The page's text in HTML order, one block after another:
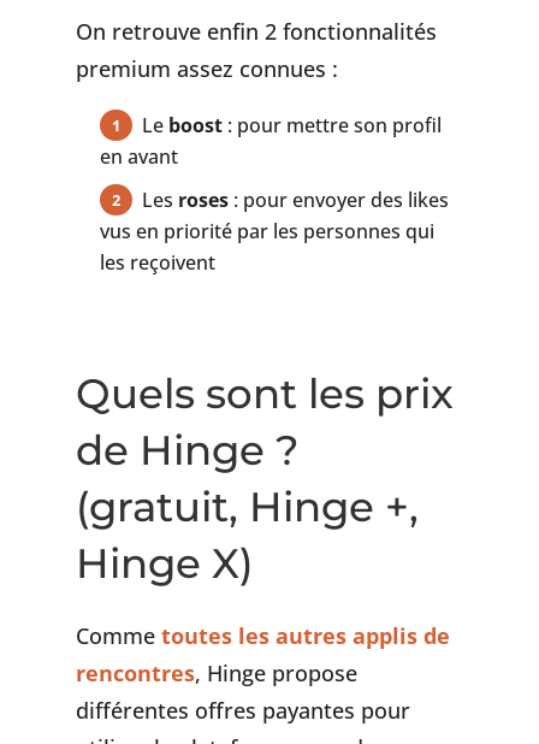
On retrouve enfin 2 fonctionnalités
premium assez connues :
Le boost: pour mettre son profil
en avant
Les roses: pour envoyer des likes
vus en priorité par les personnes qui
les reçoivent
Quels sont les prix
de Hinge ?
(gratuit, Hinge +,
Hinge X)
Comme toutes les autres applis de
rencontres, Hinge propose
différentes offres payantes pour